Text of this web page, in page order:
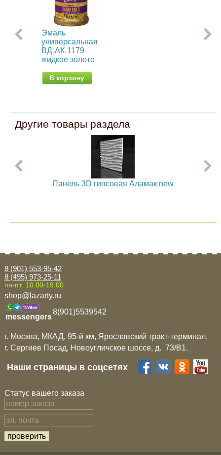
Эмаль
универсальная
ВД-АК-1179
жидкое золото
В корзину
Другие товары раздела
Панель 3D гипсовая Аламак new
8 (901) 553-95-42
8 (495) 973-25-11
пн-пт: 10.00-19.00
shop@lazarty.ru
messengers
8(901)5539542
г. Москва, МКАД, 95-й км, Ярославский тракт-терминал.
г. Сергиев Посад, Новоугличское шоссе, д. 73/B1.
Наши страницы в соцсетях
Статус вашего заказа